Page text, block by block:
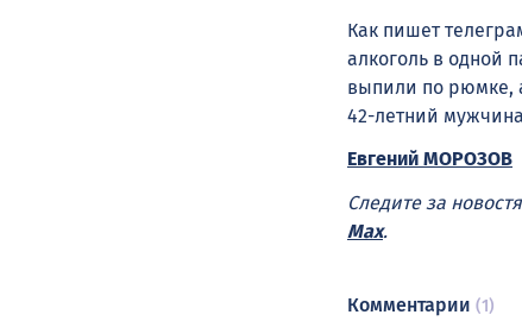
Как пишет
алкоголь в одной
выпили по рюмке,
42-летний
Евгений МОРОЗОВ
Следите за
Max.
Комментарии (1)